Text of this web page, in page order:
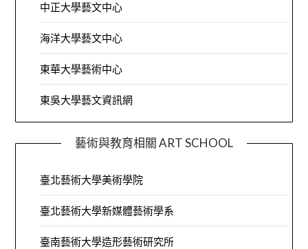
中正大學藝文中心
海洋大學藝文中心
東華大學藝術中心
東吳大學藝文資訊網
藝術與教育相關 ART SCHOOL
臺北藝術大學美術學院
臺北藝術大學新媒體藝術學系
臺南藝術大學造形藝術研究所